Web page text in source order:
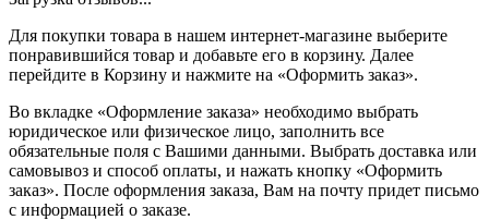
Для покупки товара в нашем интернет-магазине выберите
понравившийся товар и добавьте его в корзину. Далее
перейдите в Корзину и нажмите на «Оформить заказ».
Во вкладке «Оформление заказа» необходимо выбрать
юридическое или физическое лицо, заполнить все
обязательные поля с Вашими данными. Выбрать доставка или
самовывоз и способ оплаты, и нажать кнопку «Оформить
заказ». После оформления заказа, Вам на почту придет письмо
с информацией о заказе.